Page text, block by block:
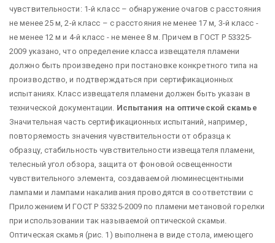
чувствительности: 1-й класс – обнаружение очагов с расстояния
не менее 25 м, 2-й класс – с расстояния не менее 17 м, 3-й класс -
не менее 12 м и 4-й класс - не менее 8 м. Причем в ГОСТ Р 53325-
2009 указано, что определение класса извещателя пламени
должно быть произведено при постановке конкретного типа на
производство, и подтверждаться при сертификационных
испытаниях. Класс извещателя пламени должен быть указан в
технической документации. Испытания на оптической скамье
Значительная часть сертификационных испытаний, например,
повторяемость значения чувствительности от образца к
образцу, стабильность чувствительности извещателя пламени,
телесный угол обзора, защита от фоновой освещенности
чувствительного элемента, создаваемой люминесцентными
лампами и лампами накаливания проводятся в соответствии с
Приложением И ГОСТ Р 53325-2009 по пламени метановой горелки
при использовании так называемой оптической скамьи.
Оптическая скамья (рис. 1) выполнена в виде стола, имеющего